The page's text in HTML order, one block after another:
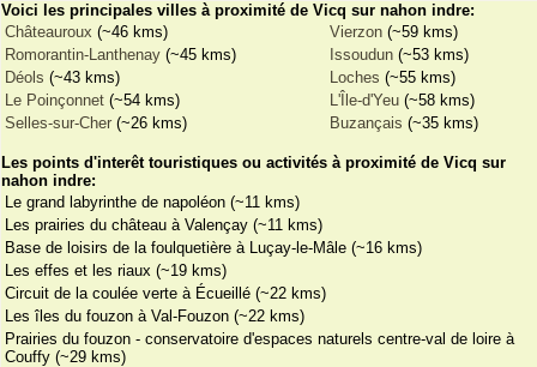
Voici les principales villes à proximité de Vicq sur nahon indre:
Châteauroux (~46 kms) Vierzon (~59 kms)
Romorantin-Lanthenay (~45 kms) Issoudun (~53 kms)
Déols (~43 kms) Loches (~55 kms)
Le Poinçonnet (~54 kms) L'Île-d'Yeu (~58 kms)
Selles-sur-Cher (~26 kms) Buzançais (~35 kms)
Les points d'interêt touristiques ou activités à proximité de Vicq sur
nahon indre:
Le grand labyrinthe de napoléon (~11 kms)
Les prairies du château à Valençay (~11 kms)
Base de loisirs de la foulquetière à Luçay-le-Mâle (~16 kms)
Les effes et les riaux (~19 kms)
Circuit de la coulée verte à Écueillé (~22 kms)
Les îles du fouzon à Val-Fouzon (~22 kms)
Prairies du fouzon - conservatoire d'espaces naturels centre-val de loire à
Couffy (~29 kms)